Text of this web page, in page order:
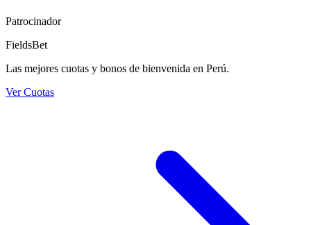
Patrocinador
FieldsBet
Las mejores cuotas y bonos de bienvenida en Perú.
Ver Cuotas